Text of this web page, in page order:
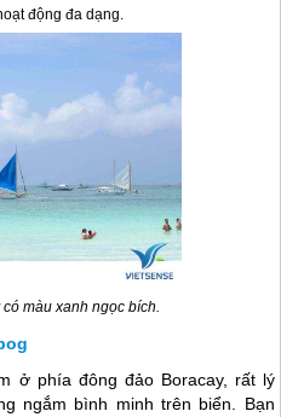
động đa dạng.
màu xanh ngọc bích.
ở phía đông đảo Boracay, rất lý
ngắm bình minh trên biển. Bạn